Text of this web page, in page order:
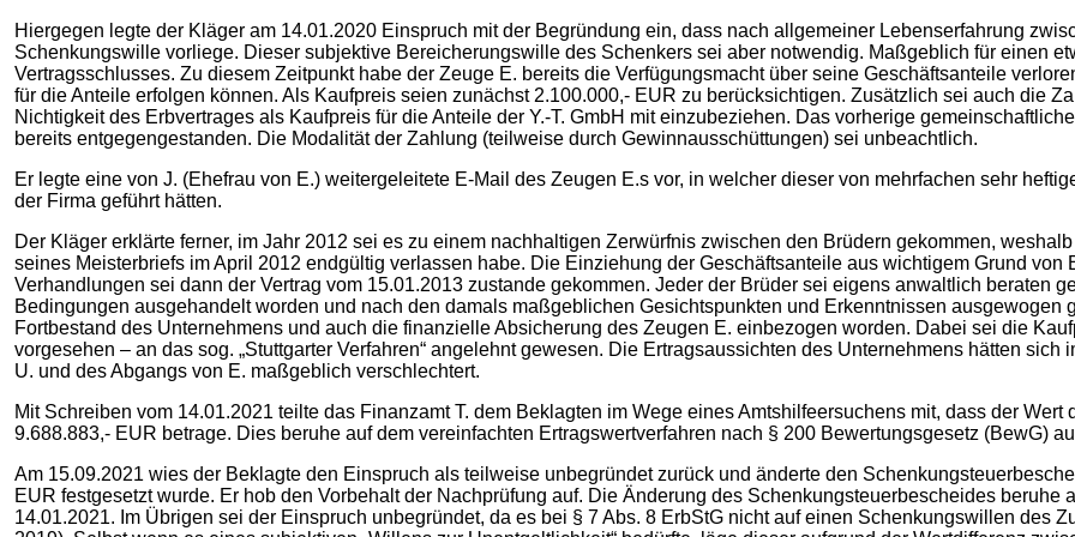
Hiergegen legte der Kläger am 14.01.2020 Einspruch mit der Begründung ein, dass nach allgemeiner Lebenserfahrung
Schenkungswille vorliege. Dieser subjektive Bereicherungswille des Schenkers sei aber notwendig. Maßgeblich für einen
Vertragsschlusses. Zu diesem Zeitpunkt habe der Zeuge E. bereits die Verfügungsmacht über seine Geschäftsanteile
für die Anteile erfolgen können. Als Kaufpreis seien zunächst 2.100.000,- EUR zu berücksichtigen. Zusätzlich sei auch die
Nichtigkeit des Erbvertrages als Kaufpreis für die Anteile der Y.-T. GmbH mit einzubeziehen. Das vorherige
bereits entgegengestanden. Die Modalität der Zahlung (teilweise durch Gewinnausschüttungen) sei unbeachtlich.
Er legte eine von J. (Ehefrau von E.) weitergeleitete E-Mail des Zeugen E.s vor, in welcher dieser von mehrfachen sehr
der Firma geführt hätten.
Der Kläger erklärte ferner, im Jahr 2012 sei es zu einem nachhaltigen Zerwürfnis zwischen den Brüdern gekommen,
seines Meisterbriefs im April 2012 endgültig verlassen habe. Die Einziehung der Geschäftsanteile aus wichtigem Grund
Verhandlungen sei dann der Vertrag vom 15.01.2013 zustande gekommen. Jeder der Brüder sei eigens anwaltlich beraten
Bedingungen ausgehandelt worden und nach den damals maßgeblichen Gesichtspunkten und Erkenntnissen ausgewogen
Fortbestand des Unternehmens und auch die finanzielle Absicherung des Zeugen E. einbezogen worden. Dabei sei die
vorgesehen – an das sog. „Stuttgarter Verfahren“ angelehnt gewesen. Die Ertragsaussichten des Unternehmens hätten
U. und des Abgangs von E. maßgeblich verschlechtert.
Mit Schreiben vom 14.01.2021 teilte das Finanzamt T. dem Beklagten im Wege eines Amtshilfeersuchens mit, dass der
9.688.883,- EUR betrage. Dies beruhe auf dem vereinfachten Ertragswertverfahren nach § 200 Bewertungsgesetz (BewG)
Am 15.09.2021 wies der Beklagte den Einspruch als teilweise unbegründet zurück und änderte den
EUR festgesetzt wurde. Er hob den Vorbehalt der Nachprüfung auf. Die Änderung des Schenkungsteuerbescheides beruhe
14.01.2021. Im Übrigen sei der Einspruch unbegründet, da es bei § 7 Abs. 8 ErbStG nicht auf einen Schenkungswillen des